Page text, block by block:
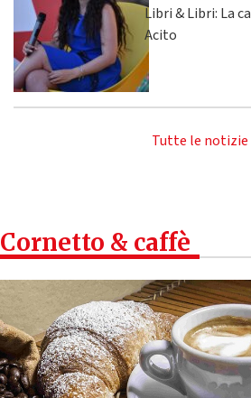
Libri & Libri: La
Acito
Tutte le notizie
Cornetto & caffè